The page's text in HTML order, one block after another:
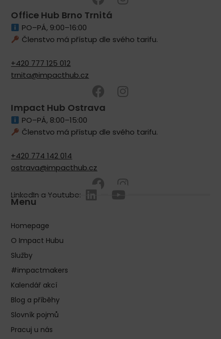
Office Hub Brno Trnitá
PO–PÁ, 9:00–16:00
Členstvo má přístup dle svého tarifu.
+420 777 125 012
trnita@impacthub.cz
Impact Hub Ostrava
PO–PÁ, 8:00–15:00
Členstvo má přístup dle svého tarifu.
+420 774 142 014
ostrava@impacthub.cz
LinkedIn a Youtube:
Menu
Homepage
O Impact Hubu
Služby
#impactmakers
Kalendář akcí
Blog a příběhy
Slovník pojmů
Pracuj u nás